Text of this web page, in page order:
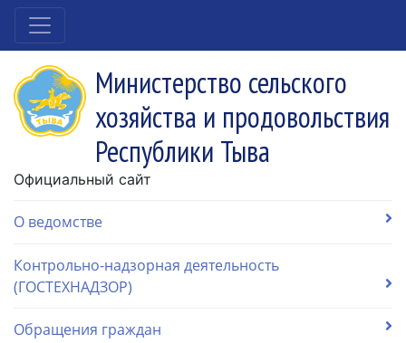
Министерство сельского
хозяйства и продовольствия
Республики Тыва
Официальный сайт
О ведомстве
Контрольно-надзорная деятельность
(ГОСТЕХНАДЗОР)
Обращения граждан